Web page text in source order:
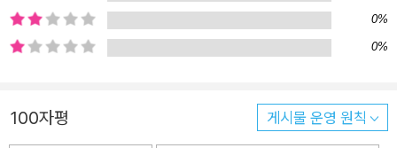
다루는 일이 익숙지 않은 아이들에게 카타르시스를 선사한다. 어
린이 독자들이 이 작품에 빠져들고, 공감하고, 지지를 보낼 수밖
에 없는 이유다. 시대를 초월하여 누구나 공감할 수 있는 주제를
도, 어린이의 진짜 속마음을 있는 그대로 담아내려는 시도가 미더
0%
0%
100자평 게시물 운영 원칙